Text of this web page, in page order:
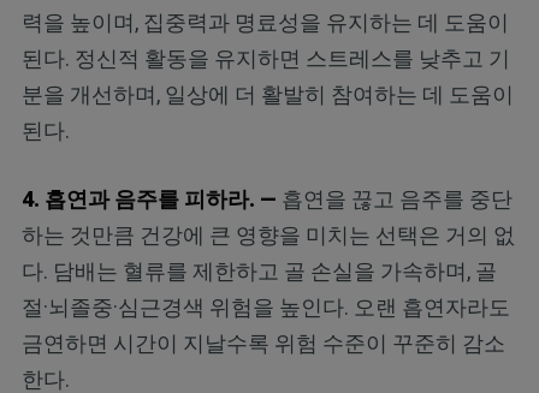
력을 높이며, 집중력과 명료성을 유지하는 데 도움이
된다. 정신적 활동을 유지하면 스트레스를 낮추고 기
분을 개선하며, 일상에 더 활발히 참여하는 데 도움이
된다.
4. 흡연과 음주를 피하라. — 흡연을 끊고 음주를 중단
하는 것만큼 건강에 큰 영향을 미치는 선택은 거의 없
다. 담배는 혈류를 제한하고 골 손실을 가속하며, 골
절·뇌졸중·심근경색 위험을 높인다. 오랜 흡연자라도
금연하면 시간이 지날수록 위험 수준이 꾸준히 감소
한다.